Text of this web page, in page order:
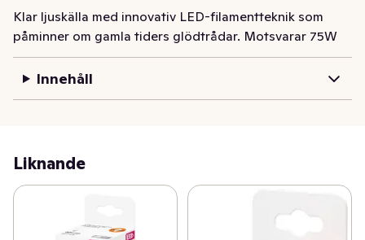
Klar ljuskälla med innovativ LED-filamentteknik som
påminner om gamla tiders glödtrådar. Motsvarar 75W
glödlampor. Klassiskt glödlampsutseende. Stor sockel
E27. Innehåll
Liknande